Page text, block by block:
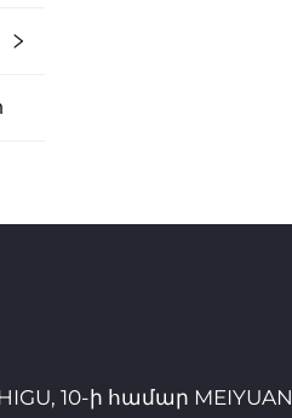
10-ի համար MEIYUAN